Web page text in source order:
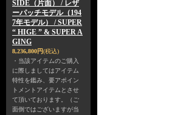
SIDE（片面） / レザ
ーパッチモデル（194
7年モデル） / SUPER
“ HIGE ” & SUPER A
GING
8,236,800円(税込)
・当該アイテムのご購入
に際しましてはアイテム
特性を鑑み、要アポイン
トメントアイテムとさせ
て頂いております。（ご
面倒ではございますが当